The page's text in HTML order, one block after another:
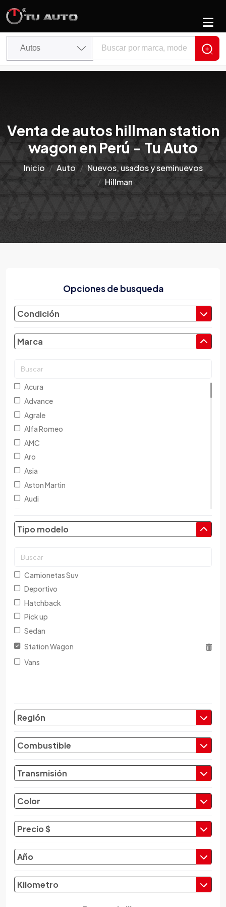
Venta de autos hillman station
wagon en Perú - Tu Auto
Inicio Auto
Nuevos, usados y seminuevos
Hillman
Opciones de busqueda
Condición
Marca
Acura
Advance
Agrale
Alfa Romeo
AMC
Aro
Asia
Aston Martin
Audi
Baic
Bentley
Buick
Changan
Changfeng
Chevrolet
Chrysler
Citroen
Cupra
Dacia
Daewoo
Daf
Daihatsu
Datsun
Dayun
Derbi
Dfsk
Dmc
Dodge
Tipo modelo
Camionetas Suv
Deportivo
Hatchback
Pick up
Sedan
Station Wagon
Vans
Región
Combustible
Transmisión
Color
Precio $
Año
Kilometro